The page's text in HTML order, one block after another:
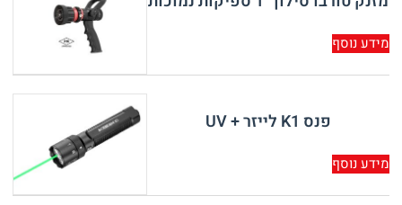
מידע נוסף
פנס K1 לייזר + UV
מידע נוסף